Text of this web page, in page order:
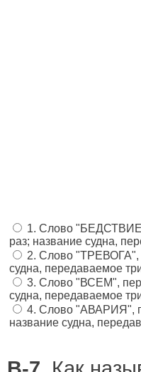
1. Слово
раз; название судна,
2. Слово "ТРЕВОГА",
судна, передаваемое
3. Слово "ВСЕМ",
судна, передаваемое
4. Слово "АВАРИЯ",
название судна,